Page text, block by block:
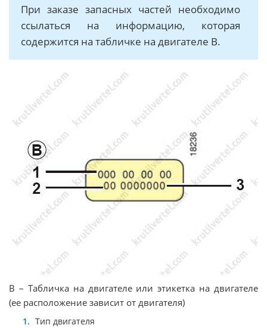
При заказе запасных частей необходимо
ссылаться на информацию, которая
содержится на табличке на двигателе B.
B – Табличка на двигателе или этикетка на двигателе
(ее расположение зависит от двигателя)
Тип двигателя